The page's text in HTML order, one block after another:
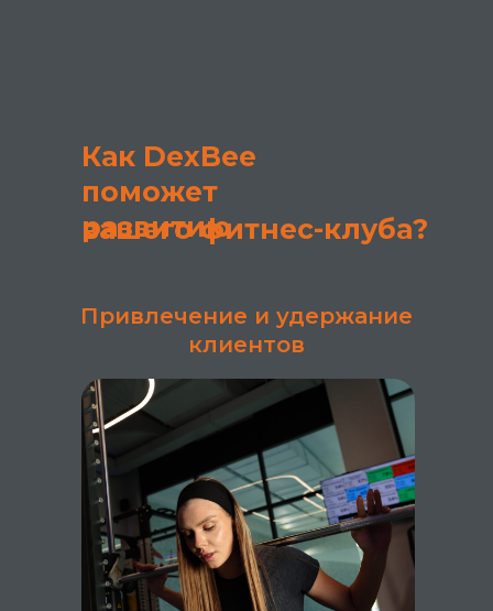
вашего фитнес-клуба?
Привлечение и удержание
клиентов
Как DexBee
поможет
развитию